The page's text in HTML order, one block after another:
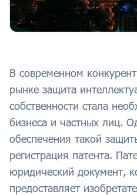
В современном
рынке защита
собственности стала
бизнеса и частных лиц.
обеспечения такой
регистрация патента.
юридический документ,
предоставляет